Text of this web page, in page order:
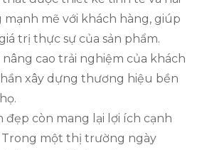
mạnh mẽ với khách hàng, giúp
trị thực sự của sản phẩm.
cao trải nghiệm của khách
xây dựng thương hiệu bền
đẹp còn mang lại lợi ích cạnh
một thị trường ngày